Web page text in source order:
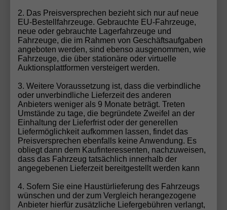
Fahrzeug konfigurieren
Gebrauchtwagen-Inzahlungnahme
Möchten Sie Ihren aktuellen Wagen in Zahlung
geben? Bei uns ist das ganz einfach! Füllen Sie unser
Gebrauchtwagen-Formular aus, und unser Team
erstellt Ihnen schnell und unkompliziert ein faires
Angebot für Ihr Fahrzeug. Wir übernehmen die
Bewertung und Abwicklung, damit Sie sich voll und
ganz auf Ihr neues EU-Fahrzeug freuen können.
Sparen Sie Zeit und profitieren Sie von unserem
Zum Gebrauchtwagen-Formular
2. Das Preisversprechen bezieht sich nur auf neue
EU-Bestellfahrzeuge. Gebrauchte EU-Fahrzeuge,
neue oder gebrauchte Lagerfahrzeuge und
Fahrzeuge, die im Rahmen von Geschäftsaufgaben
angeboten werden, sind ebenso ausgenommen, wie
Fahrzeuge, die über stationäre oder virtuelle
Auktionsplattformen versteigert werden.
3. Weitere Voraussetzung ist, dass die verbindliche
oder unverbindliche Lieferzeit des anderen
Anbieters weniger als 9 Monate beträgt. Treten
Umstände zu tage, die begründete Zweifel an der
Einhaltung der Lieferfrist oder der generellen
Liefermöglichkeit aufkommen lassen, findet das
Preisversprechen ebenfalls keine Anwendung. Es
obliegt dann dem Kaufinteressenten, nachzuweisen,
dass das Fahrzeug tatsächlich innerhalb der
angegebenen Lieferzeit bereitgestellt werden kann
4. Sofern Sie eine Haustürlieferung des Fahrzeugs
wünschen und der zum Vergleich herangezogene
Anbieter hierfür zusätzliche Liefergebühren verlangt,